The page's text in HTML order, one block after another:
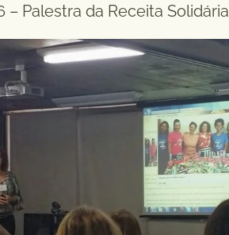
– Palestra da Receita Solidária